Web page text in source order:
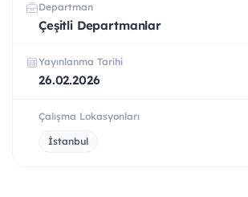
Departman
Çeşitli Departmanlar
Yayınlanma Tarihi
26.02.2026
Çalışma Lokasyonları
İstanbul